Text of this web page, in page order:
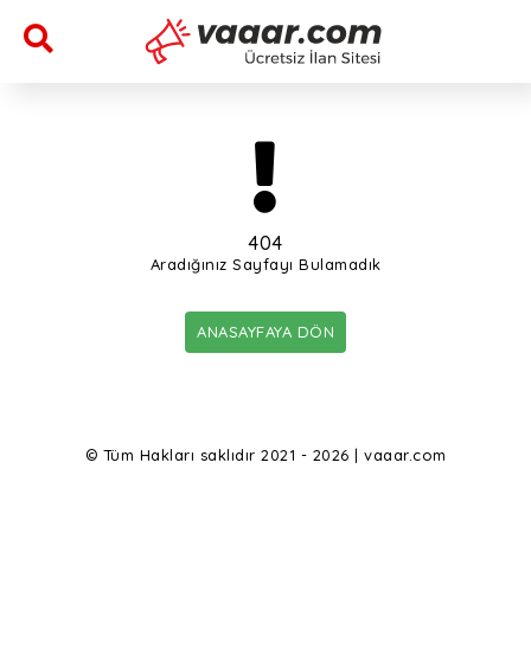
404
Aradığınız Sayfayı Bulamadık
ANASAYFAYA DÖN
© Tüm Hakları saklıdır 2021 - 2026 | vaaar.com